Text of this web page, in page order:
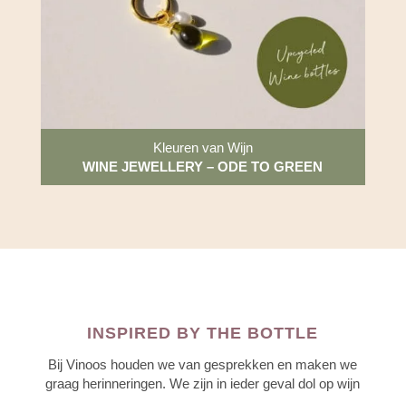
Kleuren van Wijn
WINE JEWELLERY – ODE TO GREEN
INSPIRED BY THE BOTTLE
Bij Vinoos houden we van gesprekken en maken we
graag herinneringen. We zijn in ieder geval dol op wijn